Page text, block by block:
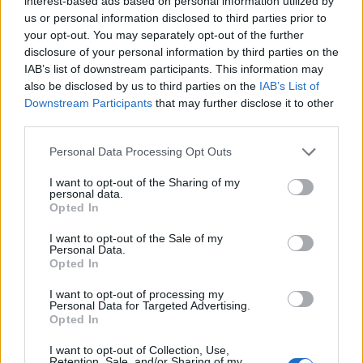
us or personal information disclosed to third parties prior to
your opt-out. You may separately opt-out of the further
disclosure of your personal information by third parties on the
IAB’s list of downstream participants. This information may
also be disclosed by us to third parties on the IAB’s List of
Downstream Participants that may further disclose it to other
Personal Data Processing Opt Outs
I want to opt-out of the Sharing of my
personal data.
Opted In
I want to opt-out of the Sale of my
Personal Data.
Opted In
I want to opt-out of processing my
Personal Data for Targeted Advertising.
Opted In
I want to opt-out of Collection, Use,
Publicidad